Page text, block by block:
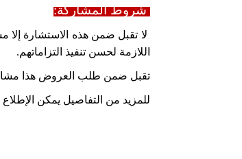
شروط المشاركة:
لا تقبل ضمن هذه الاستشارة إلا
اللازمة لحسن تنفيذ التزاماتهم.
تقبل ضمن طلب العروض هذا
للمزيد من التفاصيل يمكن